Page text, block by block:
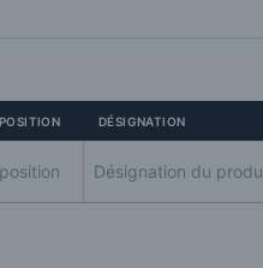
DÉSIGNATION